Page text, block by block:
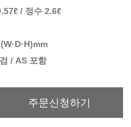
/ 정수 2.6ℓ
/ AS 포함